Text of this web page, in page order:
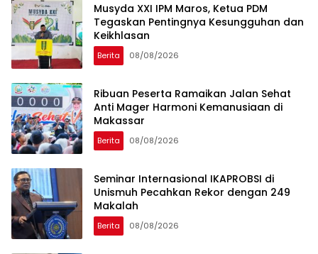
Musyda XXI IPM Maros, Ketua PDM
Tegaskan Pentingnya Kesungguhan dan
Keikhlasan
Berita 08/08/2026
Ribuan Peserta Ramaikan Jalan Sehat
Anti Mager Harmoni Kemanusiaan di
Makassar
Berita 08/08/2026
Seminar Internasional IKAPROBSI di
Unismuh Pecahkan Rekor dengan 249
Makalah
Berita 08/08/2026